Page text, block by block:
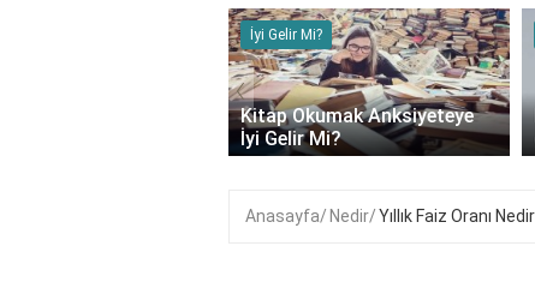
İyi Gelir Mi?
Kitap Okumak Anksiyeteye
İyi Gelir Mi?
‹
Anasayfa Nedir Yıllık Faiz Oranı